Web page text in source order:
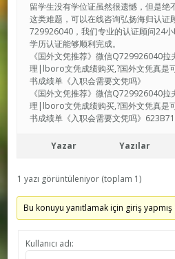
留学生没有学位证虽然很遗憾，但是绝
这类难题，可以在线咨询弘扬海归认
729926040，我们专业的认证顾问24
学历认证能够顺利完成。
《国外文凭推荐》微信Q729926040
理|lboro文凭成绩购买,?国外文凭真是
书成绩单《入职会需要文凭吗》
《国外文凭推荐》微信Q729926040
理|lboro文凭成绩购买,?国外文凭真是
书成绩单《入职会需要文凭吗》
Yazar Yazılar
1 yazı görüntüleniyor (toplam 1)
Bu konuyu yanıtlamak için giriş yapmış
Kullanıcı adı: